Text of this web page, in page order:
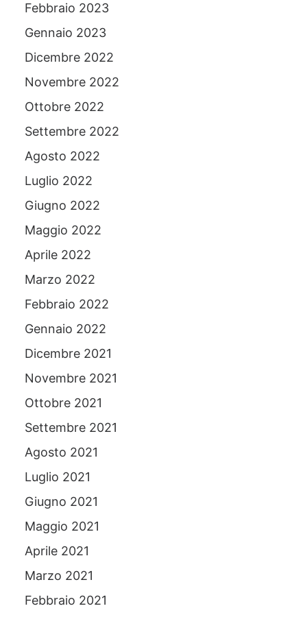
Febbraio 2023
Gennaio 2023
Dicembre 2022
Novembre 2022
Ottobre 2022
Settembre 2022
Agosto 2022
Luglio 2022
Giugno 2022
Maggio 2022
Aprile 2022
Marzo 2022
Febbraio 2022
Gennaio 2022
Dicembre 2021
Novembre 2021
Ottobre 2021
Settembre 2021
Agosto 2021
Luglio 2021
Giugno 2021
Maggio 2021
Aprile 2021
Marzo 2021
Febbraio 2021